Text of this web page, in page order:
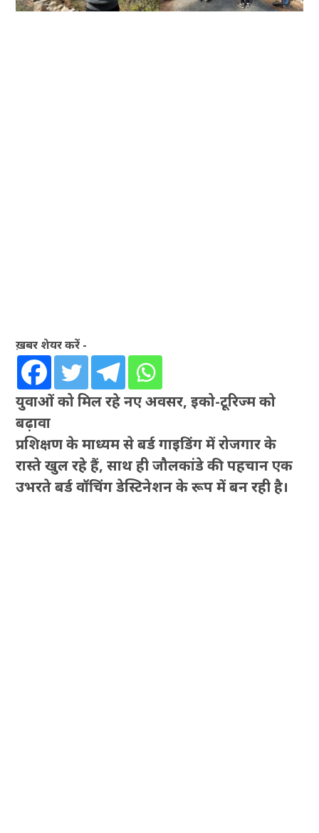
ख़बर शेयर करें -
युवाओं को मिल रहे नए अवसर, इको-टूरिज्म को
बढ़ावा
प्रशिक्षण के माध्यम से बर्ड गाइडिंग में रोजगार के
रास्ते खुल रहे हैं, साथ ही जौलकांडे की पहचान एक
उभरते बर्ड वॉचिंग डेस्टिनेशन के रूप में बन रही है।